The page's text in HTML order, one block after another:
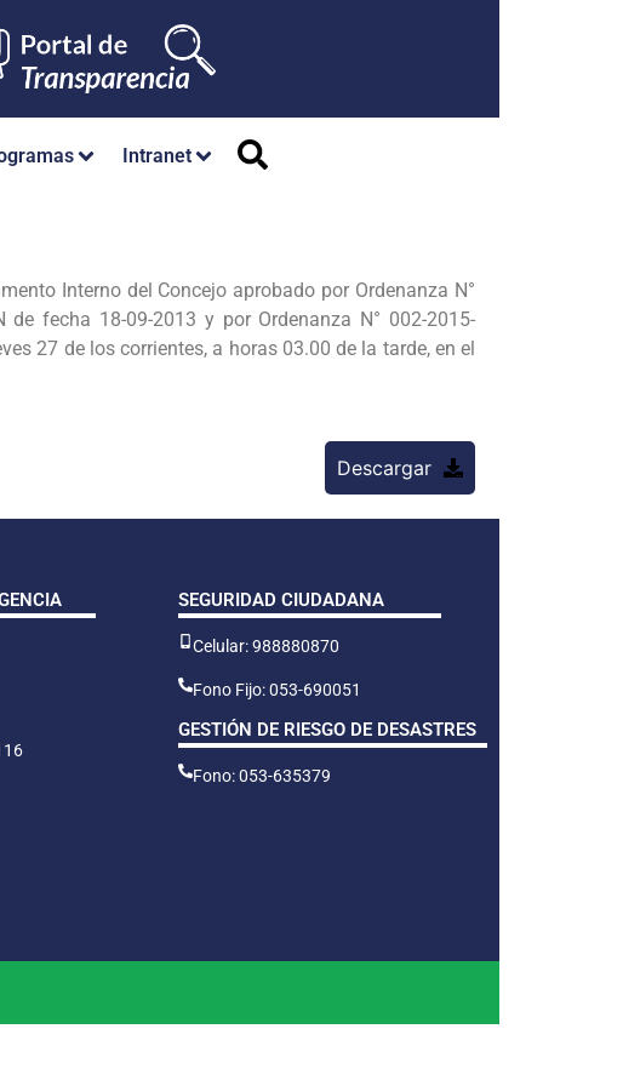
Intranet
Interno del Concejo aprobado por Ordenanza N°
fecha 18-09-2013 y por Ordenanza N° 002-2015-
27 de los corrientes, a horas 03.00 de la tarde, en el
Descargar
SEGURIDAD CIUDADANA
Celular: 988880870
Fono Fijo: 053-690051
GESTIÓN DE RIESGO DE DESASTRES
Fono: 053-635379